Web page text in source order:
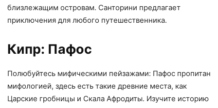
близлежащим островам. Санторини предлагает
приключения для любого путешественника.
Кипр: Пафос
Полюбуйтесь мифическими пейзажами: Пафос пропитан
мифологией, здесь есть такие древние места, как
Царские гробницы и Скала Афродиты. Изучите историю